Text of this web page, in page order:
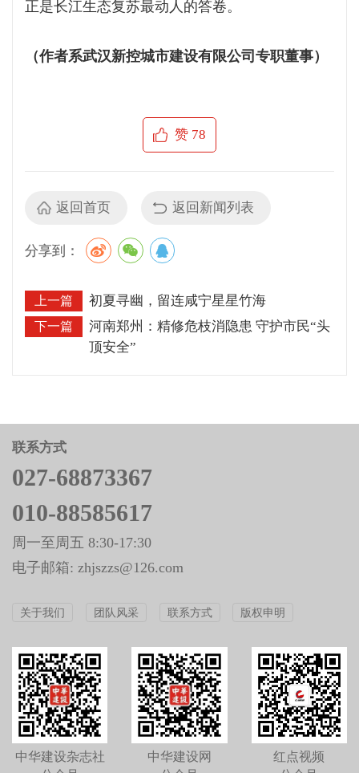
正是长江生态复苏最动人的答卷。
（作者系武汉新控城市建设有限公司专职董事）
赞 78
返回首页 返回新闻列表
分享到：
上一篇 初夏寻幽，留连咸宁星星竹海
下一篇
河南郑州：精修危枝消隐患 守护市民“头
顶安全”
联系方式
027-68873367
010-88585617
周一至周五 8:30-17:30
电子邮箱: zhjszzs@126.com
关于我们 团队风采 联系方式 版权申明
中华建设杂志社
中华建设网
红点视频